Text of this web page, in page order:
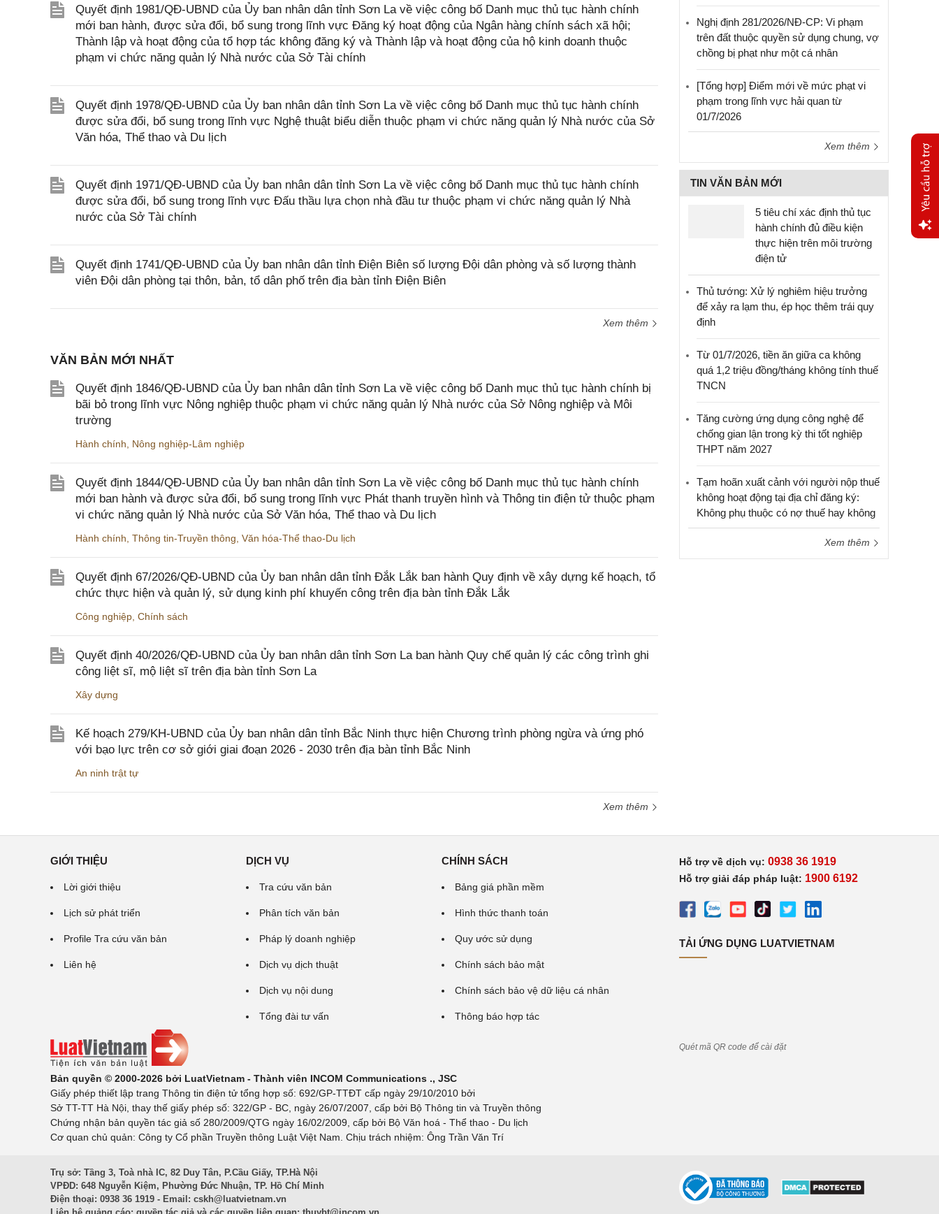
Quyết định 1981/QĐ-UBND của Ủy ban nhân dân tỉnh Sơn La về việc công bố Danh mục thủ tục hành chính
mới ban hành, được sửa đổi, bổ sung trong lĩnh vực Đăng ký hoạt động của Ngân hàng chính sách xã hội;
Thành lập và hoạt động của tổ hợp tác không đăng ký và Thành lập và hoạt động của hộ kinh doanh thuộc
phạm vi chức năng quản lý Nhà nước của Sở Tài chính
Quyết định 1978/QĐ-UBND của Ủy ban nhân dân tỉnh Sơn La về việc công bố Danh mục thủ tục hành chính
được sửa đổi, bổ sung trong lĩnh vực Nghệ thuật biểu diễn thuộc phạm vi chức năng quản lý Nhà nước của Sở
Văn hóa, Thể thao và Du lịch
Quyết định 1971/QĐ-UBND của Ủy ban nhân dân tỉnh Sơn La về việc công bố Danh mục thủ tục hành chính
được sửa đổi, bổ sung trong lĩnh vực Đấu thầu lựa chọn nhà đầu tư thuộc phạm vi chức năng quản lý Nhà
nước của Sở Tài chính
Quyết định 1741/QĐ-UBND của Ủy ban nhân dân tỉnh Điện Biên số lượng Đội dân phòng và số lượng thành
viên Đội dân phòng tại thôn, bản, tổ dân phố trên địa bàn tỉnh Điện Biên
Xem thêm
VĂN BẢN MỚI NHẤT
Quyết định 1846/QĐ-UBND của Ủy ban nhân dân tỉnh Sơn La về việc công bố Danh mục thủ tục hành chính bị
bãi bỏ trong lĩnh vực Nông nghiệp thuộc phạm vi chức năng quản lý Nhà nước của Sở Nông nghiệp và Môi
trường
Hành chính Nông nghiệp-Lâm nghiệp
Quyết định 1844/QĐ-UBND của Ủy ban nhân dân tỉnh Sơn La về việc công bố Danh mục thủ tục hành chính
mới ban hành và được sửa đổi, bổ sung trong lĩnh vực Phát thanh truyền hình và Thông tin điện tử thuộc phạm
vi chức năng quản lý Nhà nước của Sở Văn hóa, Thể thao và Du lịch
Hành chính Thông tin-Truyền thông Văn hóa-Thể thao-Du lịch
Quyết định 67/2026/QĐ-UBND của Ủy ban nhân dân tỉnh Đắk Lắk ban hành Quy định về xây dựng kế hoạch, tổ
chức thực hiện và quản lý, sử dụng kinh phí khuyến công trên địa bàn tỉnh Đắk Lắk
Công nghiệp Chính sách
Quyết định 40/2026/QĐ-UBND của Ủy ban nhân dân tỉnh Sơn La ban hành Quy chế quản lý các công trình ghi
công liệt sĩ, mộ liệt sĩ trên địa bàn tỉnh Sơn La
Xây dựng
Kế hoạch 279/KH-UBND của Ủy ban nhân dân tỉnh Bắc Ninh thực hiện Chương trình phòng ngừa và ứng phó
với bạo lực trên cơ sở giới giai đoạn 2026 - 2030 trên địa bàn tỉnh Bắc Ninh
An ninh trật tự
Xem thêm
Nghị định 281/2026/NĐ-CP: Vi phạm
trên đất thuộc quyền sử dụng chung, vợ
chồng bị phạt như một cá nhân
[Tổng hợp] Điểm mới về mức phạt vi
phạm trong lĩnh vực hải quan từ
01/7/2026
Xem thêm
TIN VĂN BẢN MỚI
5 tiêu chí xác định thủ tục
hành chính đủ điều kiện
thực hiện trên môi trường
điện tử
Thủ tướng: Xử lý nghiêm hiệu trưởng
để xảy ra lạm thu, ép học thêm trái quy
định
Từ 01/7/2026, tiền ăn giữa ca không
quá 1,2 triệu đồng/tháng không tính thuế
TNCN
Tăng cường ứng dụng công nghệ để
chống gian lận trong kỳ thi tốt nghiệp
THPT năm 2027
Tạm hoãn xuất cảnh với người nộp thuế
không hoạt động tại địa chỉ đăng ký:
Không phụ thuộc có nợ thuế hay không
Xem thêm
GIỚI THIỆU
Lời giới thiệu
Lịch sử phát triển
Profile Tra cứu văn bản
Liên hệ
DỊCH VỤ
Tra cứu văn bản
Phân tích văn bản
Pháp lý doanh nghiệp
Dịch vụ dịch thuật
Dịch vụ nội dung
Tổng đài tư vấn
CHÍNH SÁCH
Bảng giá phần mềm
Hình thức thanh toán
Quy ước sử dụng
Chính sách bảo mật
Chính sách bảo vệ dữ liệu cá nhân
Thông báo hợp tác
Bản quyền © 2000-2026 bởi LuatVietnam - Thành viên INCOM Communications ., JSC
Giấy phép thiết lập trang Thông tin điện tử tổng hợp số: 692/GP-TTĐT cấp ngày 29/10/2010 bởi
Sở TT-TT Hà Nội, thay thế giấy phép số: 322/GP - BC, ngày 26/07/2007, cấp bởi Bộ Thông tin và Truyền thông
Chứng nhận bản quyền tác giả số 280/2009/QTG ngày 16/02/2009, cấp bởi Bộ Văn hoá - Thể thao - Du lịch
Cơ quan chủ quản: Công ty Cổ phần Truyền thông Luật Việt Nam. Chịu trách nhiệm: Ông Trần Văn Trí
Hỗ trợ về dịch vụ: 0938 36 1919
Hỗ trợ giải đáp pháp luật: 1900 6192
TẢI ỨNG DỤNG LUATVIETNAM
Quét mã QR code để cài đặt
Trụ sở: Tầng 3, Toà nhà IC, 82 Duy Tân, P.Cầu Giấy, TP.Hà Nội
VPĐD: 648 Nguyễn Kiệm, Phường Đức Nhuận, TP. Hồ Chí Minh
Điện thoại: 0938 36 1919 - Email: cskh@luatvietnam.vn